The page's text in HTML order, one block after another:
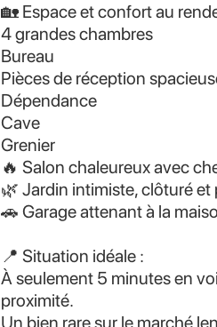
🏡 Espace et confort au
4 grandes chambres
Bureau
Pièces de réception
Dépendance
Cave
Grenier
🔥 Salon chaleureux avec
🌿 Jardin intimiste, clôturé
🚗 Garage attenant à la
📍 Situation idéale :
À seulement 5 minutes en
proximité.